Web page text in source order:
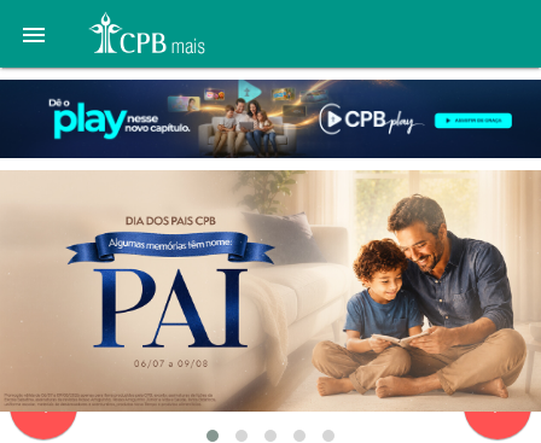

navigate_before navigate_next